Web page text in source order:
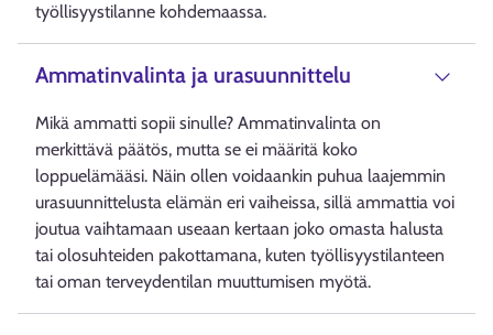
työllisyystilanne kohdemaassa.
Ammatinvalinta ja urasuunnittelu
Mikä ammatti sopii sinulle? Ammatinvalinta on
merkittävä päätös, mutta se ei määritä koko
loppuelämääsi. Näin ollen voidaankin puhua laajemmin
urasuunnittelusta elämän eri vaiheissa, sillä ammattia voi
joutua vaihtamaan useaan kertaan joko omasta halusta
tai olosuhteiden pakottamana, kuten työllisyystilanteen
tai oman terveydentilan muuttumisen myötä.